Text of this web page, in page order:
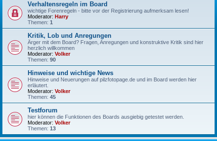
Verhaltensregeln im Board
wichtige Forenregeln - bitte vor der Registrierung aufmerksam lesen!
Moderator: Harry
Themen: 1
Kritik, Lob und Anregungen
Ärger mit dem Board? Fragen, Anregungen und konstruktive Kritik sind hier
herzlich willkommen
Moderator: Volker
Themen: 90
Hinweise und wichtige News
Hinweise und Neuerungen auf pilzfotopage.de und im Board werden hier
erläutert.
Moderator: Volker
Themen: 45
Testforum
hier können die Funktionen des Boards ausgiebig getestet werden.
Moderator: Volker
Themen: 13